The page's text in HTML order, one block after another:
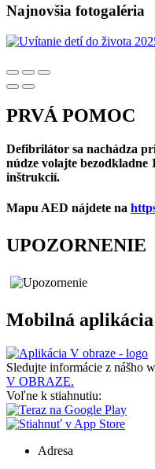
Najnovšia fotogaléria
PRVÁ POMOC
Defibrilátor sa nachádza
núdze volajte bezodkladne
inštrukcií.
Mapu AED nájdete na
UPOZORNENIE
Mobilná aplikácia
Sledujte informácie z nášho
V OBRAZE.
Voľne k stiahnutiu:
Adresa